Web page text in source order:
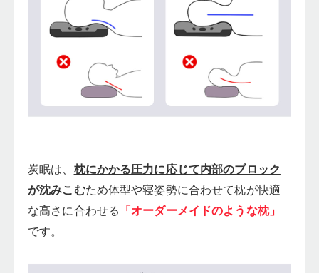
炭眠は、 枕にかかる圧力に応じて内部のブロック
が沈みこむため体型や寝姿勢に合わせて枕が快適
な高さに合わせる
「オーダーメイドのような枕」
です。